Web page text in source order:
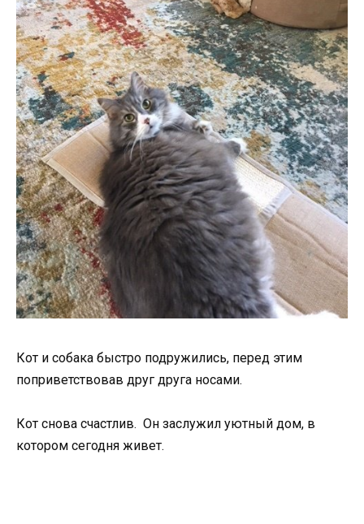
Кот и собака быстро подружились, перед этим
поприветствовав друг друга носами.
Кот снова счастлив. Он заслужил уютный дом, в
котором сегодня живет.